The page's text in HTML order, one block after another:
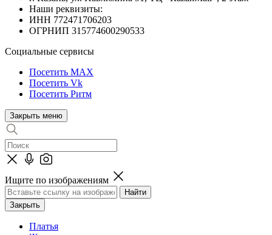
Наши реквизиты:
ИНН 772471706203
ОГРНИП 315774600290533
Социальные сервисы
Посетить MAX
Посетить Vk
Посетить Ритм
Закрыть меню
Ищите по изображениям
Закрыть
Платья